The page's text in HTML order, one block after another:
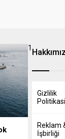
1
Gizlilik
Politikasi
Reklam
İşbirliği